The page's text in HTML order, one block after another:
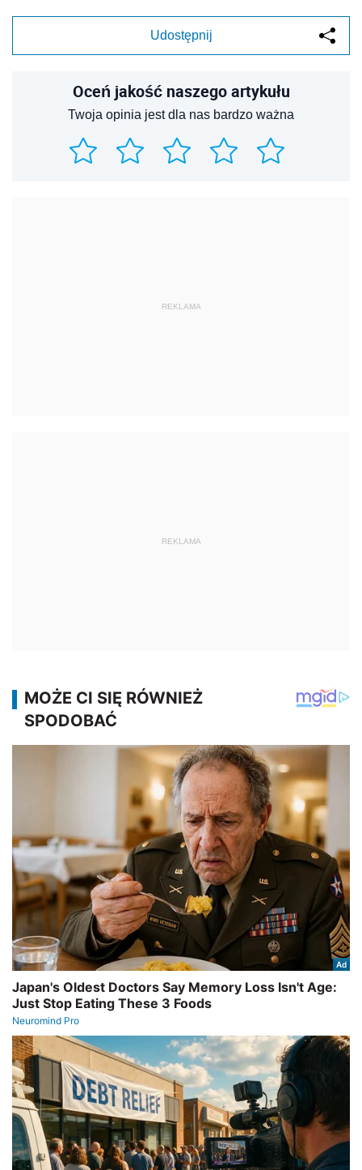
Udostępnij
Oceń jakość naszego artykułu
Twoja opinia jest dla nas bardzo ważna
REKLAMA
REKLAMA